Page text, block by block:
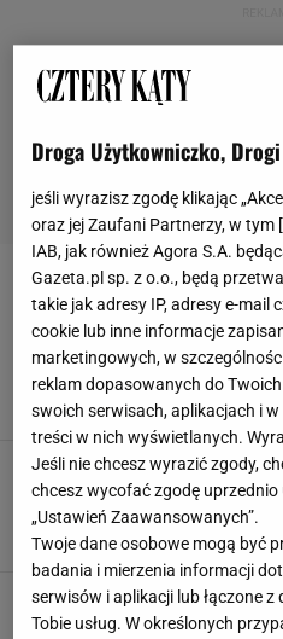
DUBAJ
Największa na
zawisła w
DESIGN DUBAJ POLSKI
Polak z
Dubaju. "Oasis
pustyni
ARCHITEKTURA DESIGN
Droga Użytkowniczko,
jeśli wyrazisz zgodę klikając
oraz jej Zaufani Partnerzy, w tym [
IAB, jak również Agora S.A.
Gazeta.pl sp. z o.o., będą
takie jak adresy IP, adresy e-mail
cookie lub inne informacje
marketingowych, w
reklam dopasowanych do
swoich serwisach, aplikacjach i
treści w nich wyświetlanych.
Jeśli nie chcesz wyrazić zgody,
chcesz wycofać zgodę
„Ustawień Zaawansowanych”.
Twoje dane osobowe mogą być
badania i mierzenia informacji
serwisów i aplikacji lub łączone
Tobie usług. W określonych